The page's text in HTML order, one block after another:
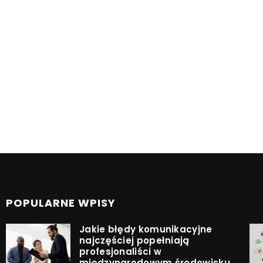
POPULARNE WPISY
Jakie błędy komunikacyjne
najczęściej popełniają
profesjonaliści w